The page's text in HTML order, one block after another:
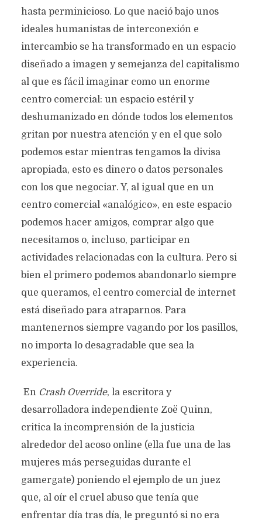
hasta perminicioso. Lo que nació bajo unos
ideales humanistas de interconexión e
intercambio se ha transformado en un espacio
diseñado a imagen y semejanza del capitalismo
al que es fácil imaginar como un enorme
centro comercial: un espacio estéril y
deshumanizado en dónde todos los elementos
gritan por nuestra atención y en el que solo
podemos estar mientras tengamos la divisa
apropiada, esto es dinero o datos personales
con los que negociar. Y, al igual que en un
centro comercial «analógico», en este espacio
podemos hacer amigos, comprar algo que
necesitamos o, incluso, participar en
actividades relacionadas con la cultura. Pero si
bien el primero podemos abandonarlo siempre
que queramos, el centro comercial de internet
está diseñado para atraparnos. Para
mantenernos siempre vagando por los pasillos,
no importa lo desagradable que sea la
experiencia.
En Crash Override, la escritora y
desarrolladora independiente Zoë Quinn,
critica la incomprensión de la justicia
alrededor del acoso online (ella fue una de las
mujeres más perseguidas durante el
gamergate) poniendo el ejemplo de un juez
que, al oír el cruel abuso que tenía que
enfrentar día tras día, le preguntó si no era